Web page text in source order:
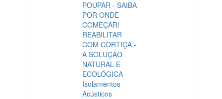
POUPAR - SAIBA
POR ONDE
COMEÇAR!
REABILITAR
COM CORTIÇA -
A SOLUÇÃO
NATURAL E
ECOLÓGICA
Isolamentos
Acústicos